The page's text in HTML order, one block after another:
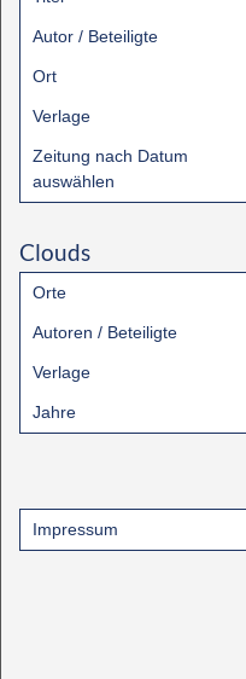
Autor / Beteiligte
Ort
Verlage
Zeitung nach Datum
auswählen
Clouds
Orte
Autoren / Beteiligte
Verlage
Jahre
Impressum